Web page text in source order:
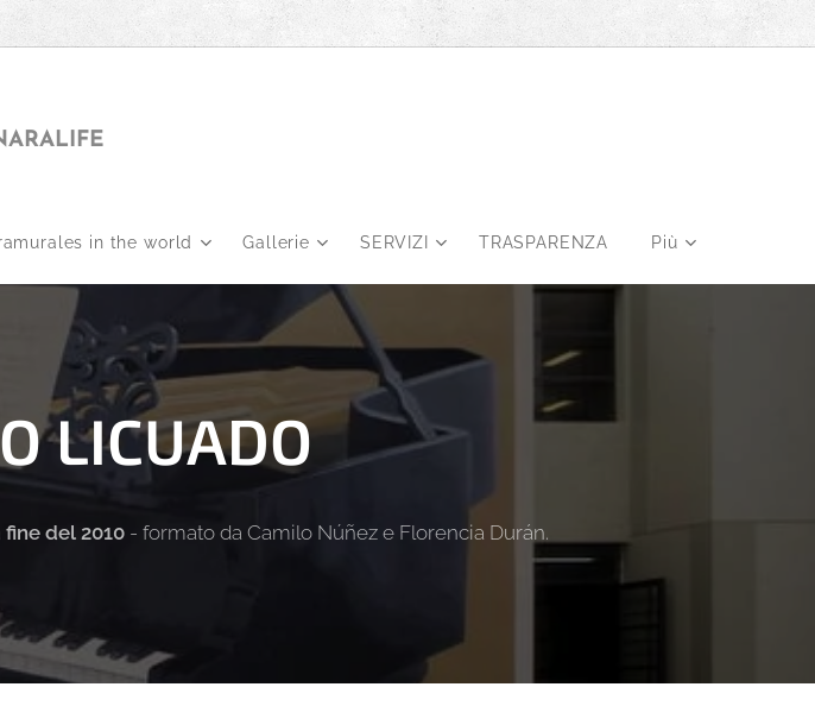
in the world Gallerie SERVIZI TRASPARENZA Più
LICUADO
del 2010- formato da Camilo Núñez e Florencia Durán.